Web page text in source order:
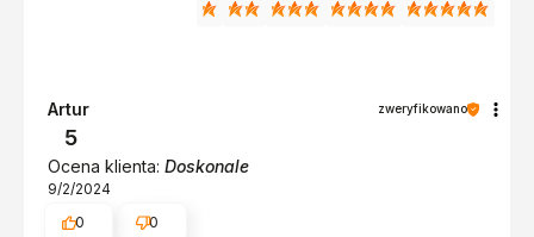
Artur zweryfikowano
5
Ocena klienta: Doskonale
9/2/2024
0
0